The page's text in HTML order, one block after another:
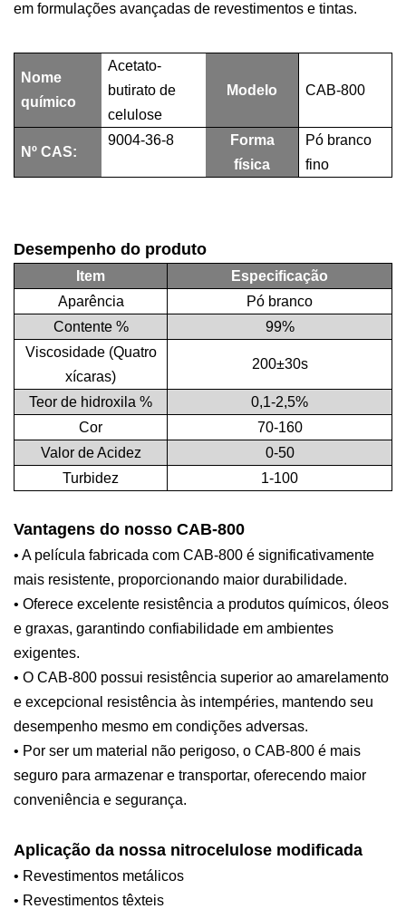
em formulações avançadas de revestimentos e tintas.
Nome
químico
Acetato-
butirato de
celulose
Modelo CAB-800
Nº CAS:
9004-36-8
Forma
física
Pó branco
fino
Desempenho do produto
Item
Especificação
Aparência
Pó branco
Contente %
99%
Viscosidade (Quatro
xícaras)
200±30s
Teor de hidroxila %
0,1-2,5%
Cor
70-160
Valor de Acidez
0-50
Turbidez
1-100
Vantagens do nosso CAB-800
• A película fabricada com CAB-800 é significativamente
mais resistente, proporcionando maior durabilidade.
• Oferece excelente resistência a produtos químicos, óleos
e graxas, garantindo confiabilidade em ambientes
exigentes.
• O CAB-800 possui resistência superior ao amarelamento
e excepcional resistência às intempéries, mantendo seu
desempenho mesmo em condições adversas.
• Por ser um material não perigoso, o CAB-800 é mais
seguro para armazenar e transportar, oferecendo maior
conveniência e segurança.
Aplicação da nossa nitrocelulose modificada
• Revestimentos metálicos
• Revestimentos têxteis